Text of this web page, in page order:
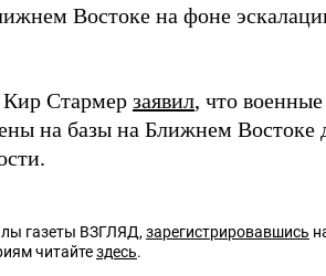
Востоке на фоне
Стармер заявил, что
на базы на Ближнем Востоке
газеты ВЗГЛЯД, зарегистрировавшись
читайтездесь.